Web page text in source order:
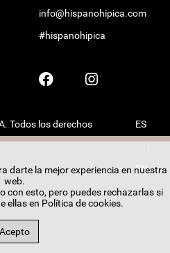
info@hispanohipica.com
#hispanohipica
Todos los derechos
ES
EN
darte la mejor experiencia en nuestra
web.
con esto, pero puedes rechazarlas si
ellas en Política de cookies.
Acepto